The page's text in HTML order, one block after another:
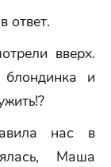
ответ.
вверх.
и
нас в
Маша